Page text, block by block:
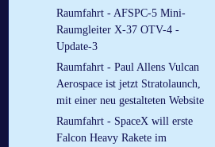
Raumfahrt - AFSPC-5 Mini-
Raumgleiter X-37 OTV-4 -
Update-3
Raumfahrt - Paul Allens Vulcan
Aerospace ist jetzt Stratolaunch,
mit einer neu gestalteten Website
Raumfahrt - SpaceX will erste
Falcon Heavy Rakete im